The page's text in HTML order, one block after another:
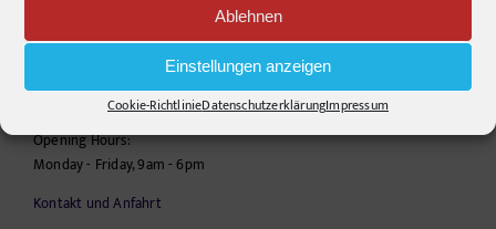
Ablehnen
Einstellungen anzeigen
Cookie-RichtlinieDatenschutzerklärungImpressum
10555Berlin
+49306860203
info@pr-ide.de
Opening Hours:
Monday - Friday, 9am - 6pm
Kontakt und Anfahrt